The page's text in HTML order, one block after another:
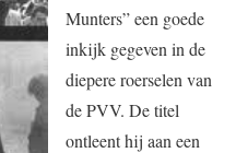
Munters” een goede
inkijk gegeven in de
diepere roerselen van
de PVV. De titel
ontleent hij aan een